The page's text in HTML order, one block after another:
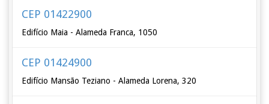
CEP 01422900
Edifício Maia - Alameda Franca, 1050
CEP 01424900
Edifício Mansão Teziano - Alameda Lorena, 320